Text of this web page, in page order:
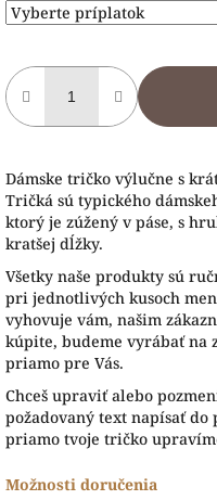
Dámske tričko výlučne s
Tričká sú typického
ktorý je zúžený v páse, s
kratšej dĺžky.
Všetky naše produkty sú
pri jednotlivých kusoch
vyhovuje vám, našim
kúpite, budeme vyrábať na
priamo pre Vás.
Chceš upraviť alebo
požadovaný text napísať do
priamo tvoje tričko
Možnosti doručenia